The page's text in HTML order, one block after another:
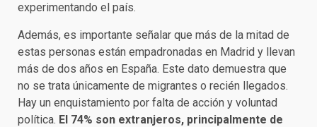
experimentando el país.
Además, es importante señalar que más de la mitad de
estas personas están empadronadas en Madrid y llevan
más de dos años en España. Este dato demuestra que
no se trata únicamente de migrantes o recién llegados.
Hay un enquistamiento por falta de acción y voluntad
política. El 74% son extranjeros, principalmente de